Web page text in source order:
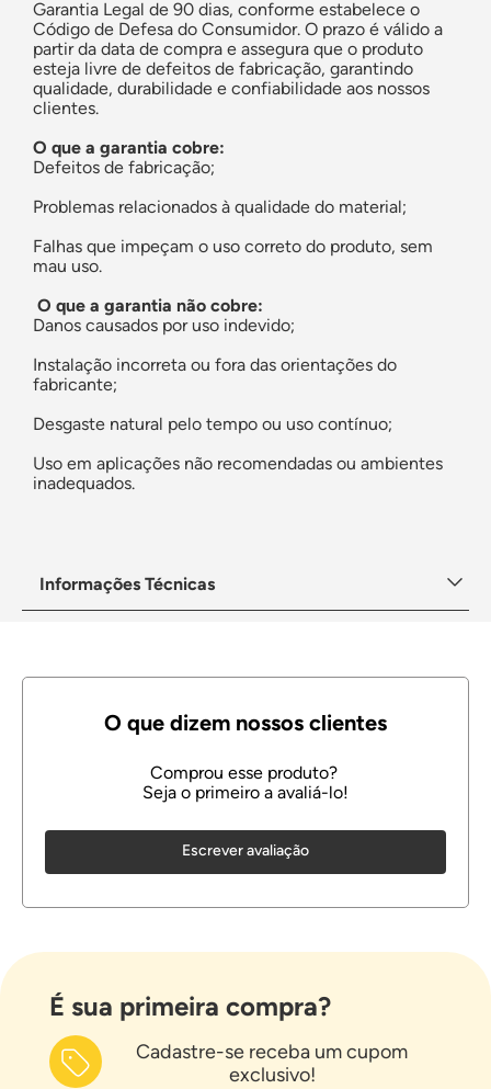
Garantia Legal de 90 dias, conforme estabelece o
Código de Defesa do Consumidor. O prazo é válido a
partir da data de compra e assegura que o produto
esteja livre de defeitos de fabricação, garantindo
qualidade, durabilidade e confiabilidade aos nossos
clientes.
O que a garantia cobre:
Defeitos de fabricação;
Problemas relacionados à qualidade do material;
Falhas que impeçam o uso correto do produto, sem
mau uso.
O que a garantia não cobre:
Danos causados por uso indevido;
Instalação incorreta ou fora das orientações do
fabricante;
Desgaste natural pelo tempo ou uso contínuo;
Uso em aplicações não recomendadas ou ambientes
inadequados.
Informações Técnicas
Escrever avaliação
É sua primeira compra?
Cadastre-se receba um cupom
exclusivo!